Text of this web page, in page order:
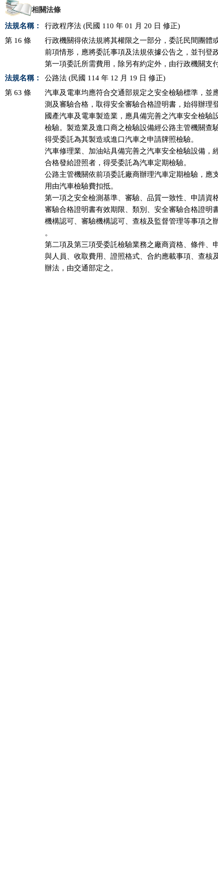
相關法條
法規名稱：
行政程序法 (民國 110 年 01 月 20 日 修正)
第 16 條
行政機關得依法規將其權限之一部分，委託民間團體
前項情形，應將委託事項及法規依據公告之，並刊登
第一項委託所需費用，除另有約定外，由行政機關支
法規名稱：
公路法 (民國 114 年 12 月 19 日 修正)
第 63 條
汽車及電車均應符合交通部規定之安全檢驗標準，並
測及審驗合格，取得安全審驗合格證明書，始得辦理
國產汽車及電車製造業，應具備完善之汽車安全檢驗
檢驗。製造業及進口商之檢驗設備經公路主管機關查
得受委託為其製造或進口汽車之申請牌照
汽車修理業、加油站具備完善之汽車安全檢驗設備，
合格發給證照者，得受委託為汽車定期
公路主管機關依前項委託廠商辦理汽車定期檢驗，應
用由汽車檢驗費扣抵。
第一項之安全檢測基準、審驗、品質一致性、申請資
審驗合格證明書有效期限、類別、安全審驗合格證明
機構認可、審驗機構認可、查核及監督管理等事項之
。
第二項及第三項受委託檢驗業務之廠商資格、條件、
與人員、收取費用、證照格式、合約應載事項、查核
辦法，由交通部定之。